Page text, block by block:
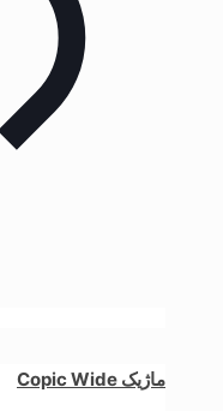
ماژیک Copic Wide